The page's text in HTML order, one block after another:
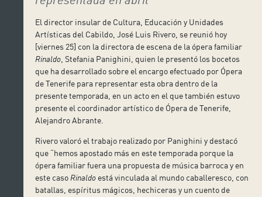
El director insular de Cultura, Educación y Unidades
Artísticas del Cabildo, José Luis Rivero, se reunió hoy
[viernes 25] con la directora de escena de la ópera familiar
Rinaldo , Stefania Panighini, quien le presentó los bocetos
que ha desarrollado sobre el encargo efectuado por Ópera
de Tenerife para representar esta obra dentro de la
presente temporada, en un acto en el que también estuvo
presente el coordinador artístico de Ópera de Tenerife,
Alejandro Abrante.
Rivero valoró el trabajo realizado por Panighini y destacó
que “hemos apostado más en este temporada porque la
ópera familiar fuera una propuesta de música barroca y en
este caso Rinaldo está vinculada al mundo caballeresco, con
batallas, espíritus mágicos, hechiceras y un cuento de